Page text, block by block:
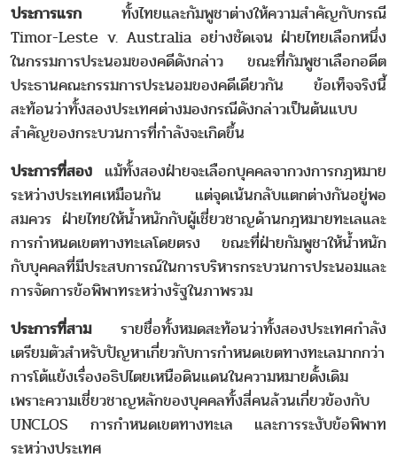
ประการแรก ทั้งไทยและกัมพูชาต่างให้ความสำคัญกับกรณี
Timor-Leste v. Australia อย่างชัดเจน ฝ่ายไทยเลือกหนึ่ง
ในกรรมการประนอมของคดีดังกล่าว ขณะที่กัมพูชาเลือกอดีต
ประธานคณะกรรมการประนอมของคดีเดียวกัน ข้อเท็จจริงนี้
สะท้อนว่าทั้งสองประเทศต่างมองกรณีดังกล่าวเป็นต้นแบบ
สำคัญของกระบวนการที่กำลังจะเกิดขึ้น
ประการที่สอง แม้ทั้งสองฝ่ายจะเลือกบุคคลจากวงการกฎหมาย
ระหว่างประเทศเหมือนกัน แต่จุดเน้นกลับแตกต่างกันอยู่พอ
สมควร ฝ่ายไทยให้น้ำหนักกับผู้เชี่ยวชาญด้านกฎหมายทะเลและ
การกำหนดเขตทางทะเลโดยตรง ขณะที่ฝ่ายกัมพูชาให้น้ำหนัก
กับบุคคลที่มีประสบการณ์ในการบริหารกระบวนการประนอมและ
การจัดการข้อพิพาทระหว่างรัฐในภาพรวม
ประการที่สามรายชื่อทั้งหมดสะท้อนว่าทั้งสองประเทศกำลัง
เตรียมตัวสำหรับปัญหาเกี่ยวกับการกำหนดเขตทางทะเลมากกว่า
การโต้แย้งเรื่องอธิปไตยเหนือดินแดนในความหมายดั้งเดิม
เพราะความเชี่ยวชาญหลักของบุคคลทั้งสี่คนล้วนเกี่ยวข้องกับ
UNCLOS การกำหนดเขตทางทะเล และการระงับข้อพิพาท
ระหว่างประเทศ